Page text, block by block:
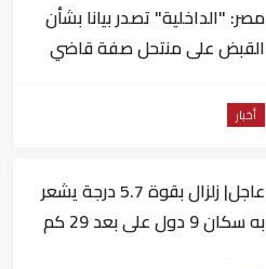
مصر: "الداخلية" تصدر بيانا بشأن
القبض على منتحل صفة قاضي
أخبار
عاجل| زلزال بقوة 5.7 درجة يشعر
به سكان 9 دول على بعد 29 كم